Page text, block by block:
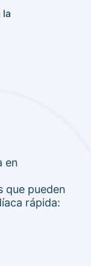
la
en
que pueden
rápida: